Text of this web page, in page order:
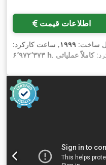
اطلاعات قیمت
ساخت: ۱۹۹۹, ساعت کارکرد:
۶٬۹۷۲٬۳۷۳ h کاملاً عملیاتی